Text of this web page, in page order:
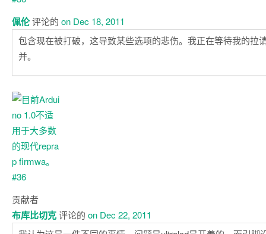
佩伦评论的 on Dec 18, 2011
包含现在被打破，这导致某些选项的悲伤。我正在等待我的拉
并。
贡献者
布库比切克评论的 on Dec 22, 2011